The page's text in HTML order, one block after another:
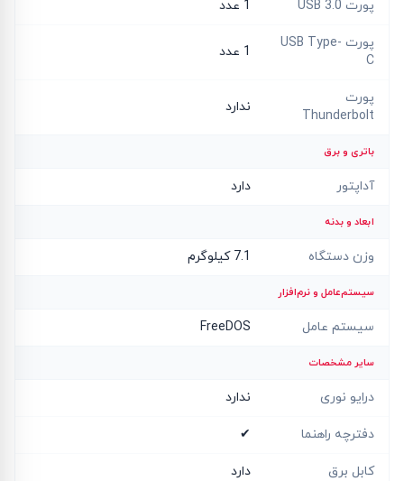
پورت USB 3.0 1 عدد
پورت USB Type-
C
1 عدد
پورت
Thunderbolt
ندارد
باتری و برق
آداپتور دارد
ابعاد و بدنه
وزن دستگاه 7.1 کیلوگرم
سیستم‌عامل و نرم‌افزار
سیستم عامل FreeDOS
سایر مشخصات
درایو نوری ندارد
دفترچه راهنما ✔
کابل برق دارد